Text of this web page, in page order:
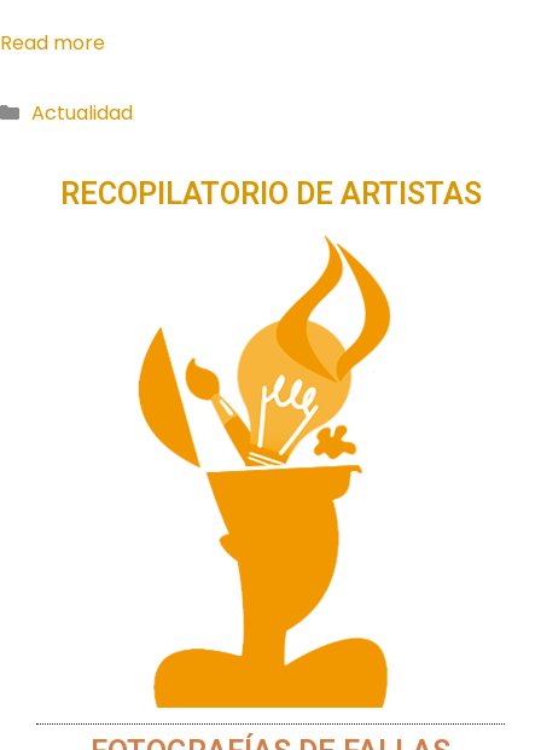
Read more
Actualidad
RECOPILATORIO DE ARTISTAS